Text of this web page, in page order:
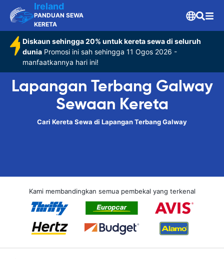
Ireland
PANDUAN SEWA
KERETA
Diskaun sehingga 20% untuk kereta sewa di seluruh
dunia Promosi ini sah sehingga 11 Ogos 2026 -
manfaatkannya hari ini!
Lapangan Terbang Galway
Sewaan Kereta
Cari Kereta Sewa di Lapangan Terbang Galway
Kami membandingkan semua pembekal yang terkenal